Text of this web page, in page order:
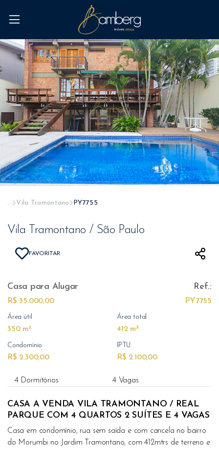
... Vila Tramontano PY7755
Vila Tramontano / São Paulo
FAVORITAR
Casa para Alugar
R$ 35.000,00
Ref.:
PY7755
Área útil
350 m²
Área total
412 m²
Condomínio
R$ 2.300,00
IPTU
R$ 2.100,00
4 Dormitórios 4 Vagas
CASA A VENDA VILA TRAMONTANO / REAL
PARQUE COM 4 QUARTOS 2 SUÍTES E 4 VAGAS
Casa em condomínio, rua sem saída e com cancela no bairro
do Morumbi no Jardim Tramontano, com 412mtrs de terreno e